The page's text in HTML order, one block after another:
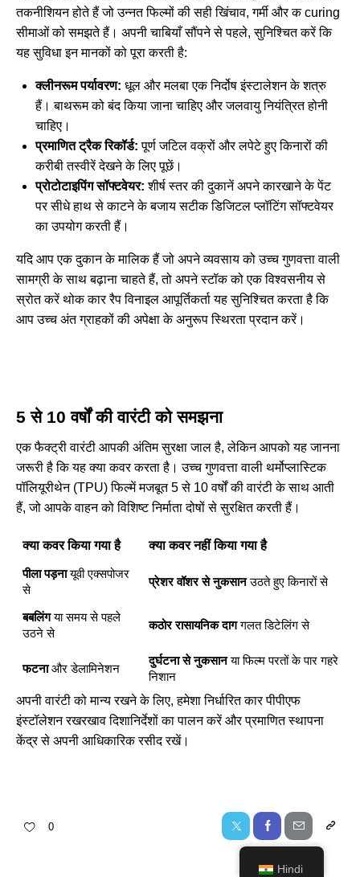
तकनीशियन होते हैं जो उन्नत फिल्मों की सही खिंचाव, गर्मी और क curing
सीमाओं को समझते हैं। अपनी चाबियाँ सौंपने से पहले, सुनिश्चित करें कि
यह सुविधा इन मानकों को पूरा करती है:
क्लीनरूम पर्यावरण: धूल और मलबा एक निर्दोष इंस्टालेशन के शत्रु
हैं। बाथरूम को बंद किया जाना चाहिए और जलवायु नियंत्रित होनी
चाहिए।
प्रमाणित ट्रैक रिकॉर्ड: पूर्ण जटिल वक्रों और लपेटे हुए किनारों की
करीबी तस्वीरें देखने के लिए पूछें।
प्रोटोटाइपिंग सॉफ्टवेयर: शीर्ष स्तर की दुकानें अपने कारखाने के पेंट
पर सीधे हाथ से काटने के बजाय सटीक डिजिटल प्लॉटिंग सॉफ्टवेयर
का उपयोग करती हैं।
यदि आप एक दुकान के मालिक हैं जो अपने व्यवसाय को उच्च गुणवत्ता वाली
सामग्री के साथ बढ़ाना चाहते हैं, तो अपने स्टॉक को एक विश्वसनीय से
स्रोत करेंथोक कार रैप विनाइल आपूर्तिकर्तायह सुनिश्चित करता है कि
आप उच्च अंत ग्राहकों की अपेक्षा के अनुरूप स्थिरता प्रदान करें।
5 से 10 वर्षों की वारंटी को समझना
एक फैक्ट्री वारंटी आपकी अंतिम सुरक्षा जाल है, लेकिन आपको यह जानना
जरूरी है कि यह क्या कवर करता है। उच्च गुणवत्ता वाली थर्मोप्लास्टिक
पॉलियूरीथेन (TPU) फिल्में मजबूत 5 से 10 वर्षों की वारंटी के साथ आती
हैं, जो आपके वाहन को विशिष्ट निर्माता दोषों से सुरक्षित करती हैं।
क्या कवर किया गया है क्या कवर नहीं किया गया है
पीला पड़नायूवी एक्सपोजर
से
प्रेशर वॉशर से नुकसानउठते हुए किनारों से
बबलिंगया समय से पहले
उठने से
कठोर रासायनिक दागगलत डिटेलिंग से
फटनाऔर डेलामिनेशन
दुर्घटना से नुकसानया फिल्म परतों के पार गहरे
निशान
अपनी वारंटी को मान्य रखने के लिए, हमेशा निर्धारितकार पीपीएफ
इंस्टॉलेशनरखरखाव दिशानिर्देशों का पालन करें और प्रमाणित स्थापना
केंद्र से अपनी आधिकारिक रसीद रखें।
0
Hindi